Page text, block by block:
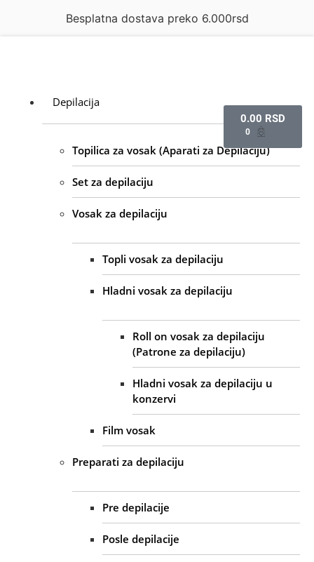
Besplatna dostava preko 6.000rsd
0.00 RSD
0
Depilacija
Topilica za vosak (Aparati za Depilaciju)
Set za depilaciju
Vosak za depilaciju
Topli vosak za depilaciju
Hladni vosak za depilaciju
Roll on vosak za depilaciju
(Patrone za depilaciju)
Hladni vosak za depilaciju u
konzervi
Film vosak
Preparati za depilaciju
Pre depilacije
Posle depilacije